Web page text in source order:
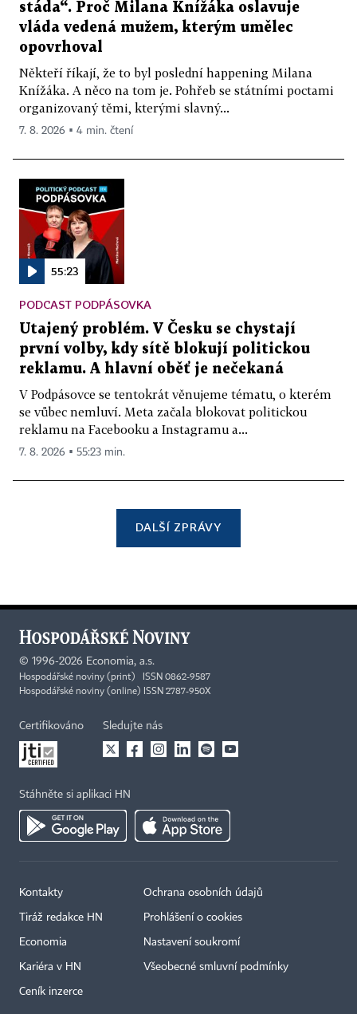
stáda“. Proč Milana Knížáka oslavuje
vláda vedená mužem, kterým umělec
opovrhoval
Někteří říkají, že to byl poslední happening Milana
Knížáka. A něco na tom je. Pohřeb se státními poctami
organizovaný těmi, kterými slavný...
7. 8. 2026 ▪ 4 min. čtení
55:23
PODCAST PODPÁSOVKA
Utajený problém. V Česku se chystají
první volby, kdy sítě blokují politickou
reklamu. A hlavní oběť je nečekaná
V Podpásovce se tentokrát věnujeme tématu, o kterém
se vůbec nemluví. Meta začala blokovat politickou
reklamu na Facebooku a Instagramu a...
7. 8. 2026 ▪ 55:23 min.
DALŠÍ ZPRÁVY
© 1996-2026 Economia, a.s.
Hospodářské noviny (print) ISSN 0862-9587
Hospodářské noviny (online) ISSN 2787-950X
Certifikováno Sledujte nás
Stáhněte si aplikaci HN
Kontakty
Tiráž redakce HN
Economia
Kariéra v HN
Ceník inzerce
Ochrana osobních údajů
Prohlášení o cookies
Nastavení soukromí
Všeobecné smluvní podmínky